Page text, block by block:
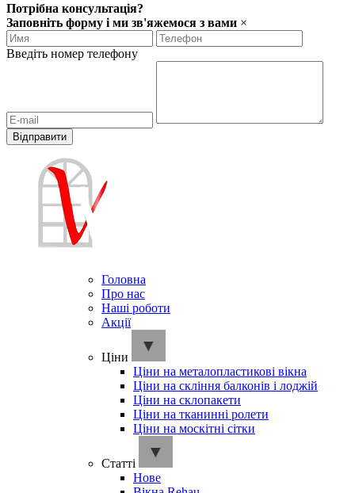
Потрібна консультація?
Заповніть форму і ми зв'яжемося з вами ×
Введіть номер телефону
Головна
Про нас
Наші роботи
Акції
Ціни
Ціни на металопластикові вікна
Ціни на скління балконів і лоджій
Ціни на склопакети
Ціни на тканинні ролети
Ціни на москітні сітки
Cтатті
Нове